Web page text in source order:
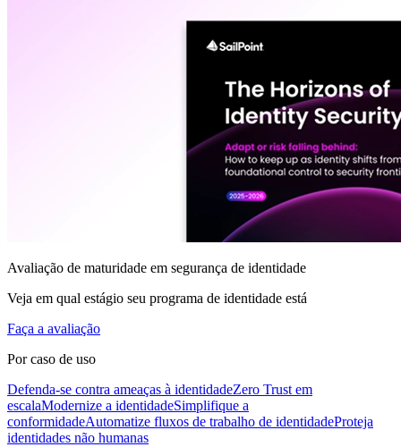
Avaliação de maturidade em segurança de identidade
Veja em qual estágio seu programa de identidade está
Faça a avaliação
Por caso de uso
Defenda-se contra ameaças à identidadeZero Trust em
escalaModernize a identidadeSimplifique a
conformidadeAutomatize fluxos de trabalho de identidadeProteja
identidades não humanas